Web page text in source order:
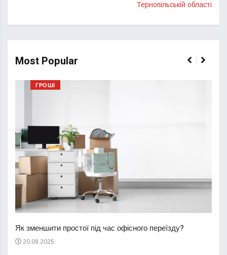
Тернопільській області
Most Popular
ГРОШІ
Як зменшити простої під час офісного переїзду?
20.09.2025